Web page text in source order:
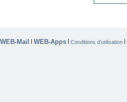
WEB-Mail | WEB-Apps | Conditions d’utilisation |